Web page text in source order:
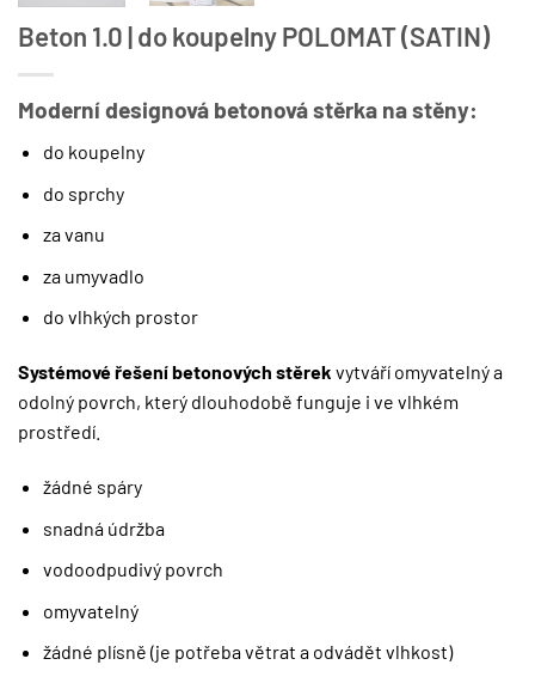
Beton 1.0 | do koupelny POLOMAT (SATIN)
Moderní designová betonová stěrka na stěny:
do koupelny
do sprchy
za vanu
za umyvadlo
do vlhkých prostor
Systémové řešení betonových stěrek vytváří omyvatelný a
odolný povrch, který dlouhodobě funguje i ve vlhkém
prostředí.
žádné spáry
snadná údržba
vodoodpudivý povrch
omyvatelný
žádné plísně (je potřeba větrat a odvádět vlhkost)